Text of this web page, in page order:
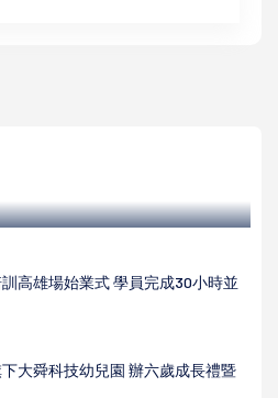
高雄場始業式 學員完成30小時並
大舜科技幼兒園 辦六歲成長禮暨